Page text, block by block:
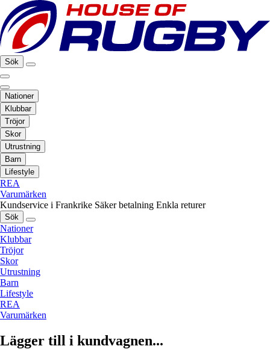
Sök
Nationer
Klubbar
Tröjor
Skor
Utrustning
Barn
Lifestyle
REA
Varumärken
Kundservice i Frankrike Säker betalning Enkla returer
Sök
Nationer
Klubbar
Tröjor
Skor
Utrustning
Barn
Lifestyle
REA
Varumärken
Lägger till i kundvagnen...